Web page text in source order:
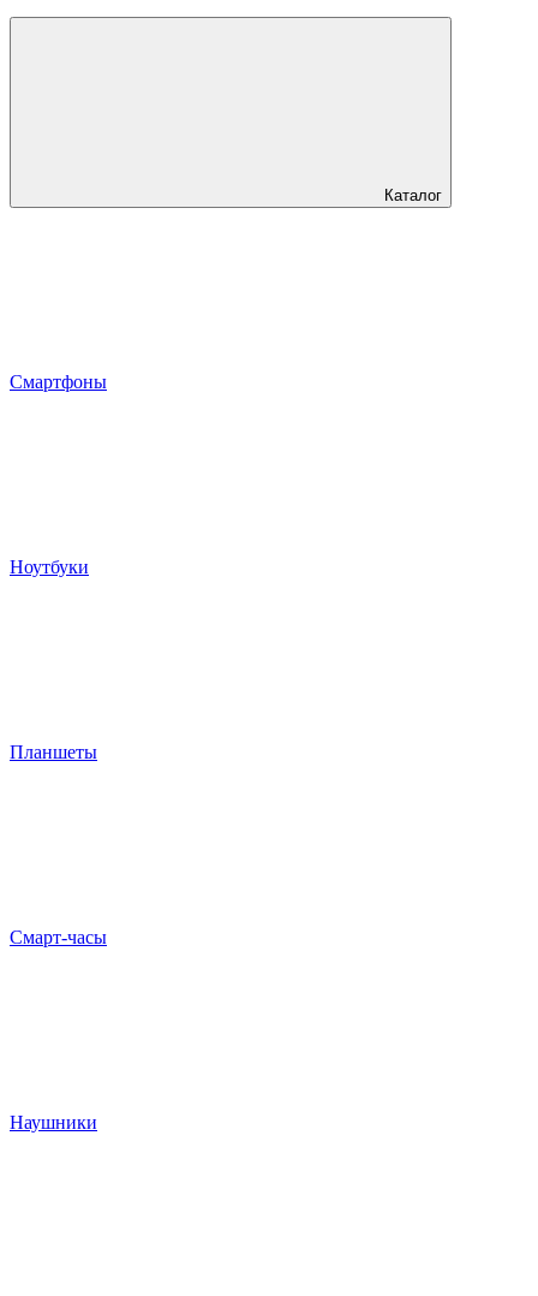
Каталог
Смартфоны
Ноутбуки
Планшеты
Смарт-часы
Наушники